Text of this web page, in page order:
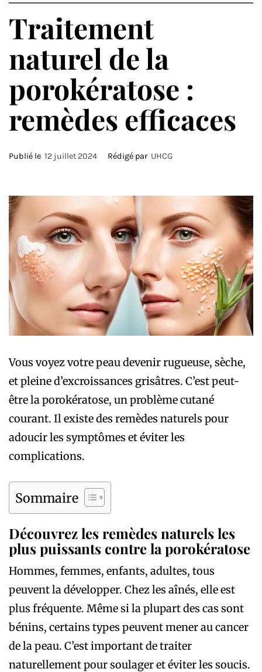
Traitement
naturel de la
porokératose :
remèdes efficaces
Publié le 12 juillet 2024 Rédigé par UHCG
Vous voyez votre peau devenir rugueuse, sèche,
et pleine d’excroissances grisâtres. C’est peut-
être laporokératose, un problème cutané
courant. Il existe des remèdes naturels pour
adoucir les symptômes et éviter les
complications.
Sommaire
Découvrez les remèdes naturels les
plus puissants contre la porokératose
Hommes, femmes, enfants, adultes, tous
peuvent la développer. Chez les aînés, elle est
plus fréquente. Même si la plupart des cas sont
bénins, certains types peuvent mener au cancer
de la peau. C’est important de traiter
naturellement pour soulager et éviter les soucis.